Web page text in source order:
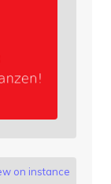
on instance